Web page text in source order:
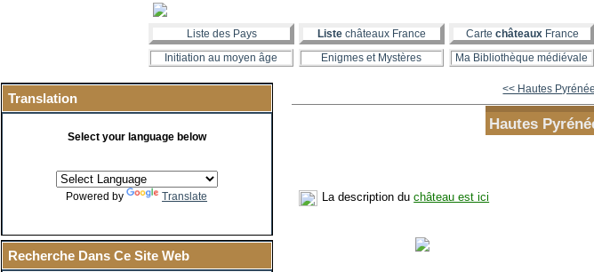
Liste des Pays Liste châteaux France Carte châteauxFrance
Initiation au moyen âge
Enigmes et Mystères Ma Bibliothèque médiévale
Translation
Select your language below
Powered by Translate
Recherche Dans Ce Site Web
<< Hautes
Hautes
La description duchâteau est ici